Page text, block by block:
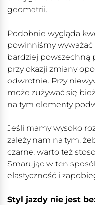
geometrii.
Podobnie wygląda
powinniśmy wyważać
bardziej powszechną
przy okazji zmiany
odwrotnie. Przy
może zużywać się
na tym elementy
Jeśli mamy wysoko
zależy nam na tym,
czarne, warto też
Smarując w ten
elastyczność i
Styl jazdy nie jest